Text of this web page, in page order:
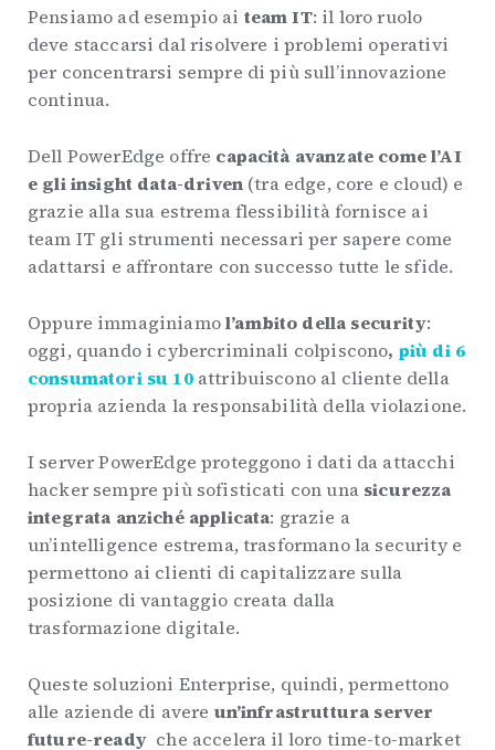
Pensiamo ad esempio ai team IT: il loro ruolo
deve staccarsi dal risolvere i problemi operativi
per concentrarsi sempre di più sull’innovazione
continua.
Dell PowerEdge offre capacità avanzate come l’AI
e gli insight data-driven (tra edge, core e cloud) e
grazie alla sua estrema flessibilità fornisce ai
team IT gli strumenti necessari per sapere come
adattarsi e affrontare con successo tutte le sfide.
Oppure immaginiamol’ambito della security:
oggi, quando i cybercriminali colpiscono, più di 6
consumatori su 10attribuiscono al cliente della
propria azienda la responsabilità della violazione.
I server PowerEdge proteggono i dati da attacchi
hacker sempre più sofisticati con una sicurezza
integrata anziché applicata: grazie a
un’intelligence estrema, trasformano la security e
permettono ai clienti di capitalizzare sulla
posizione di vantaggio creata dalla
trasformazione digitale.
Queste soluzioni Enterprise, quindi, permettono
alle aziende di avere un’infrastruttura server
future-readyche accelera il loro time-to-market